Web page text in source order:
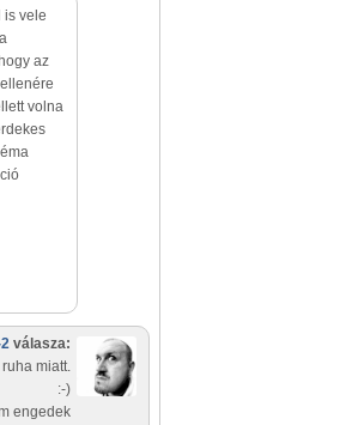
is vele
az
volna
válasza:
miatt.
:-)
engedek